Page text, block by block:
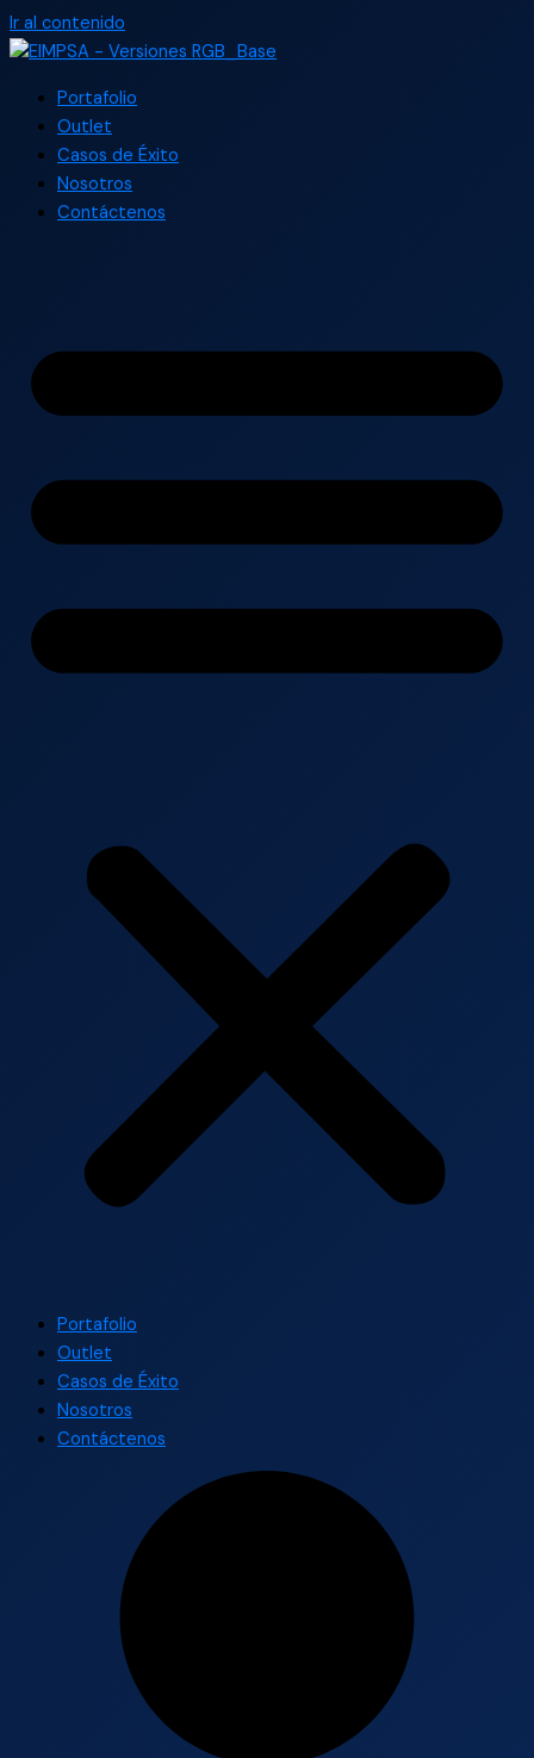
Ir al contenido
Portafolio
Outlet
Casos de Éxito
Nosotros
Contáctenos
Portafolio
Outlet
Casos de Éxito
Nosotros
Contáctenos